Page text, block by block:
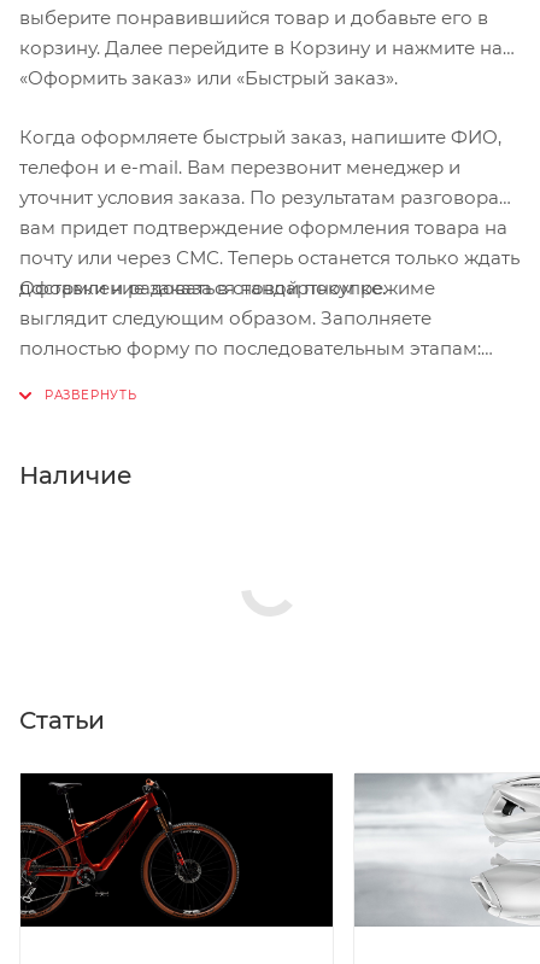
выберите понравившийся товар и добавьте его в
корзину. Далее перейдите в Корзину и нажмите на
«Оформить заказ» или «Быстрый заказ».
Когда оформляете быстрый заказ, напишите ФИО,
телефон и e-mail. Вам перезвонит менеджер и
уточнит условия заказа. По результатам разговора
вам придет подтверждение оформления товара на
почту или через СМС. Теперь останется только ждать
доставки и радоваться новой покупке.
Оформление заказа в стандартном режиме
выглядит следующим образом. Заполняете
полностью форму по последовательным этапам:
Нажмите кнопку «Оформить заказ».
Наличие
Статьи